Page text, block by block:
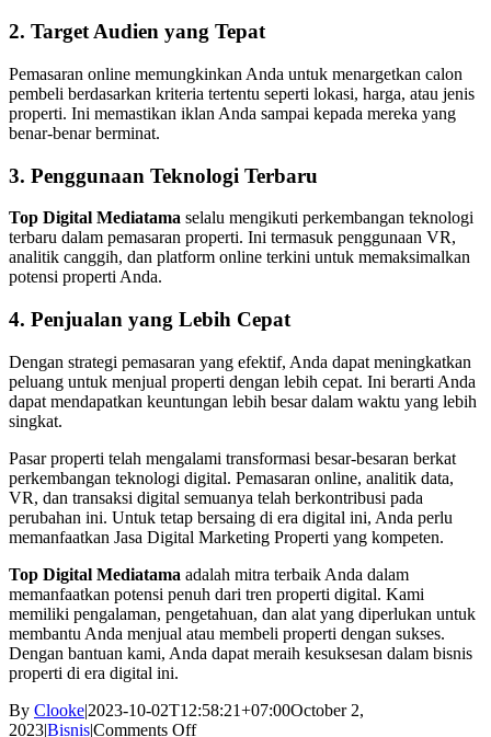
2. Target Audien yang Tepat
Pemasaran online memungkinkan Anda untuk menargetkan calon
pembeli berdasarkan kriteria tertentu seperti lokasi, harga, atau jenis
properti. Ini memastikan iklan Anda sampai kepada mereka yang
benar-benar berminat.
3. Penggunaan Teknologi Terbaru
Top Digital Mediatama selalu mengikuti perkembangan teknologi
terbaru dalam pemasaran properti. Ini termasuk penggunaan VR,
analitik canggih, dan platform online terkini untuk memaksimalkan
potensi properti Anda.
4. Penjualan yang Lebih Cepat
Dengan strategi pemasaran yang efektif, Anda dapat meningkatkan
peluang untuk menjual properti dengan lebih cepat. Ini berarti Anda
dapat mendapatkan keuntungan lebih besar dalam waktu yang lebih
singkat.
Pasar properti telah mengalami transformasi besar-besaran berkat
perkembangan teknologi digital. Pemasaran online, analitik data,
VR, dan transaksi digital semuanya telah berkontribusi pada
perubahan ini. Untuk tetap bersaing di era digital ini, Anda perlu
memanfaatkan Jasa Digital Marketing Properti yang kompeten.
Top Digital Mediatama adalah mitra terbaik Anda dalam
memanfaatkan potensi penuh dari tren properti digital. Kami
memiliki pengalaman, pengetahuan, dan alat yang diperlukan untuk
membantu Anda menjual atau membeli properti dengan sukses.
Dengan bantuan kami, Anda dapat meraih kesuksesan dalam bisnis
properti di era digital ini.
By Clooke|2023-10-02T12:58:21+07:00October 2,
2023|Bisnis|Comments Offon